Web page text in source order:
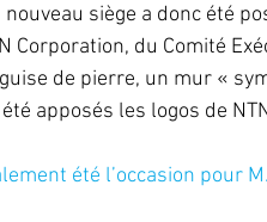
siège a donc été
Corporation, du Comité
de pierre, un mur «
apposés les logos de
été l’occasion pour